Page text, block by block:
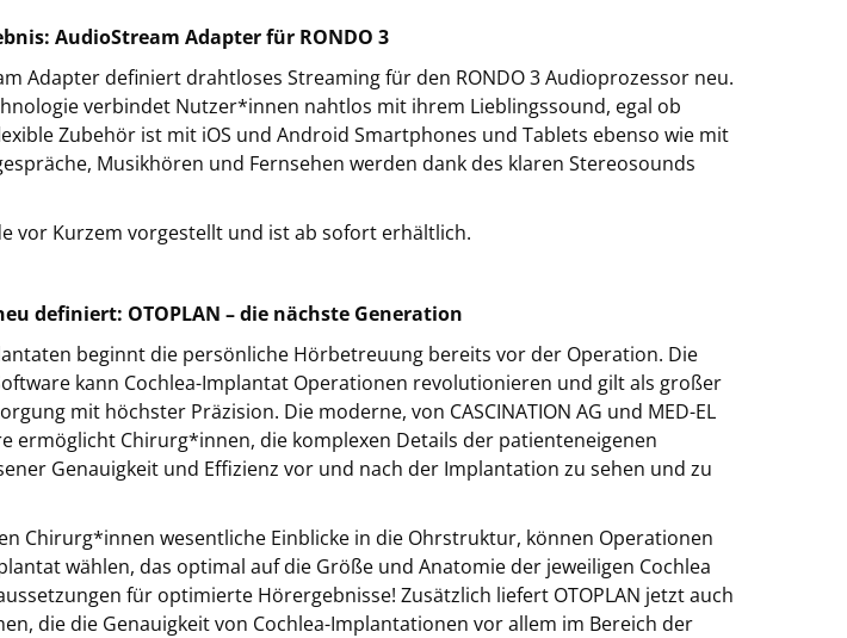
AudioStream Adapter für RONDO 3
Adapter definiert drahtloses Streaming für den RONDO 3 Audioprozessor neu.
verbindet Nutzer*innen nahtlos mit ihrem Lieblingssound, egal ob
Zubehör ist mit iOS und Android Smartphones und Tablets ebenso wie mit
Musikhören und Fernsehen werden dank des klaren Stereosounds
vor Kurzem vorgestellt und ist ab sofort erhältlich.
definiert: OTOPLAN – die nächste Generation
beginnt die persönliche Hörbetreuung bereits vor der Operation. Die
kann Cochlea-Implantat Operationen revolutionieren und gilt als großer
mit höchster Präzision. Die moderne, von CASCINATION AG und MED-EL
ermöglicht Chirurg*innen, die komplexen Details der patienteneigenen
Genauigkeit und Effizienz vor und nach der Implantation zu sehen und zu
Chirurg*innen wesentliche Einblicke in die Ohrstruktur, können Operationen
wählen, das optimal auf die Größe und Anatomie der jeweiligen Cochlea
für optimierte Hörergebnisse! Zusätzlich liefert OTOPLAN jetzt auch
die die Genauigkeit von Cochlea-Implantationen vor allem im Bereich der